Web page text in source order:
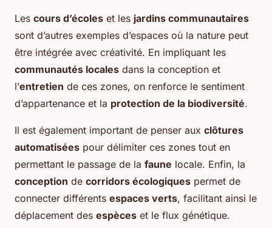
Les cours d’écoles et les jardins communautaires
sont d’autres exemples d’espaces où la nature peut
être intégrée avec créativité. En impliquant les
communautés locales dans la conception et
l’entretien de ces zones, on renforce le sentiment
d’appartenance et la protection de la biodiversité.
Il est également important de penser aux clôtures
automatisées pour délimiter ces zones tout en
permettant le passage de la faune locale. Enfin, la
conception de corridors écologiques permet de
connecter différents espaces verts, facilitant ainsi le
déplacement des espèces et le flux génétique.